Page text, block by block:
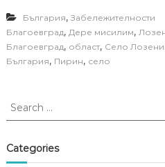
България, Забележителности
Благоевград, Дере мисилим,
Благоевград, област, Село
България, Пирин, село
S
r
c
Categories